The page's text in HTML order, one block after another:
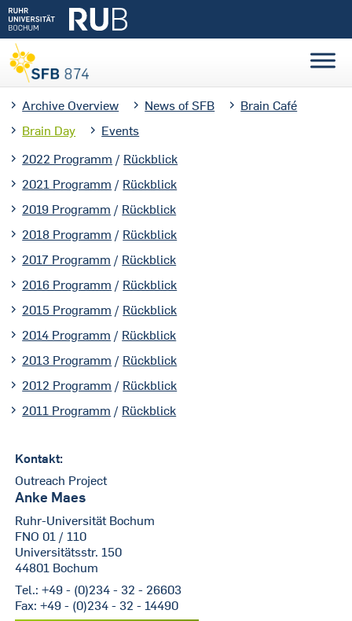
Archive Overview News of SFB
Brain Café
Brain Day
Events
2022 Programm / Rückblick
2021 Programm / Rückblick
2019 Programm / Rückblick
2018 Programm / Rückblick
2017 Programm / Rückblick
2016 Programm / Rückblick
2015 Programm / Rückblick
2014 Programm / Rückblick
2013 Programm / Rückblick
2012 Programm / Rückblick
2011 Programm / Rückblick
Kontakt:
Outreach Project
Anke Maes
Ruhr-Universität Bochum
FNO 01 / 110
Universitätsstr. 150
44801 Bochum
Tel.: +49 - (0)234 - 32 - 26603
Fax: +49 - (0)234 - 32 - 14490